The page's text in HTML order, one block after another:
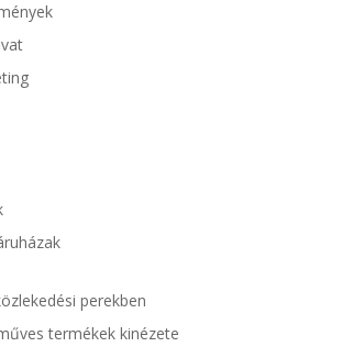
perekben
termékek kinézete